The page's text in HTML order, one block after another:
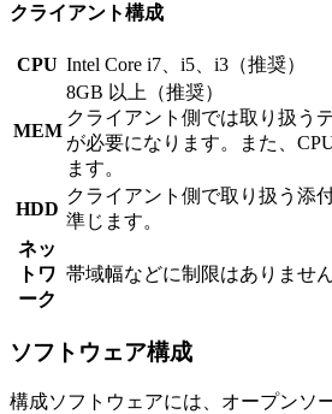
クライアント構成
CPU Intel Core i7、i5、i3（推奨）
MEM
8GB 以上（推奨）
クライアント側では取り扱う
が必要になります。また、
ます。
HDD
クライアント側で取り扱う添
準じます。
ネッ
トワ
ーク
帯域幅などに制限はありません
ソフトウェア構成
構成ソフトウェアには、オープンソ